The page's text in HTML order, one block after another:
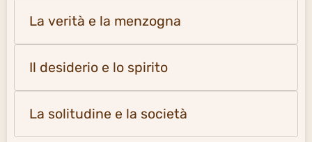
La verità e la menzogna
Il desiderio e lo spirito
La solitudine e la società